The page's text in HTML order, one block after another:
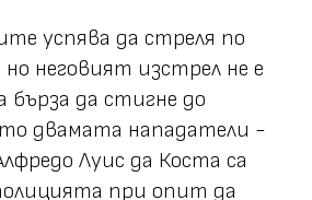
успява да стреля по
неговият изстрел не е
да стигне до
двамата нападатели -
Луис да Коста са
при опит да